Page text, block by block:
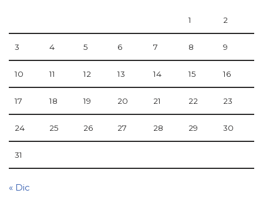
1 2
3 4 5 6 7 8 9
10 11 12 13 14 15 16
17 18 19 20 21 22 23
24 25 26 27 28 29 30
31
« Dic